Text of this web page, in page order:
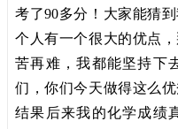
考了90多分！大家能猜
个人有一个很大的优点
苦再难，我都能坚持下
们，你们今天做得这么
结果后来我的化学成绩